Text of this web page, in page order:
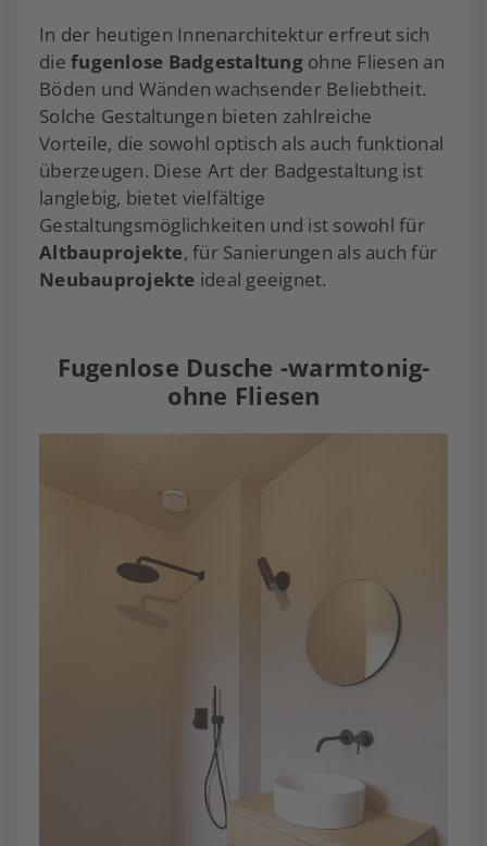
In der heutigen Innenarchitektur erfreut sich
die fugenlose Badgestaltungohne Fliesen an
Böden und Wänden wachsender Beliebtheit.
Solche Gestaltungen bieten zahlreiche
Vorteile, die sowohl optisch als auch funktional
überzeugen. Diese Art der Badgestaltung ist
langlebig, bietet vielfältige
Gestaltungsmöglichkeiten und ist sowohl für
Altbauprojekte, für Sanierungen als auch für
Neubauprojekte ideal geeignet.
Fugenlose Dusche -warmtonig-
ohne Fliesen